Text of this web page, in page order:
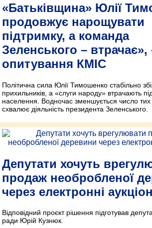
«Батьківщина» Юлії
продовжує нарощувати
підтримку, а команда
Зеленського – втрачає»,
опитування КМІС
Політична сила Юлії Тимошенко стабільно
прихильників, а «слуги народу» втрачають
населення. Водночас зменшується число тих
схвалює діяльність президента Зеленського.
Депутати хочуть
продаж необробленої
через електронні
Відповідний проєкт рішення підготував
ради Юрій Кузнюк.